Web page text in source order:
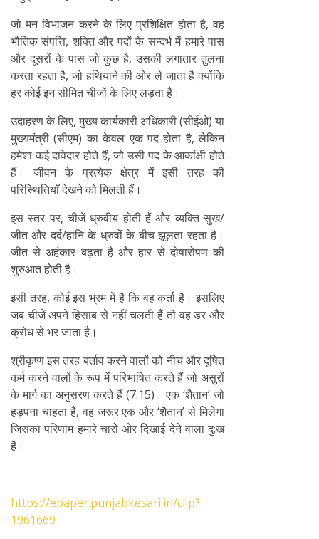
जो मन विभाजन करने के लिए प्रशिक्षित होता है, वह
भौतिक संपत्ति, शक्ति और पदों के सन्दर्भ में हमारे पास
और दूसरों के पास जो कुछ है, उसकी लगातार तुलना
करता रहता है, जो हथियाने की ओर ले जाता है क्योंकि
हर कोई इन सीमित चीजों के लिए लड़ता है।
उदाहरण के लिए, मुख्य कार्यकारी अधिकारी (सीईओ) या
मुख्यमंत्री (सीएम) का केवल एक पद होता है, लेकिन
हमेशा कई दावेदार होते हैं, जो उसी पद के आकांक्षी होते
हैं। जीवन के प्रत्येक क्षेत्र में इसी तरह की
परिस्थितियाँ देखने को मिलती हैं।
इस स्तर पर, चीजें ध्रुवीय होती हैं और व्यक्ति सुख/
जीत और दर्द/हानि के ध्रुवों के बीच झूलता रहता है।
जीत से अहंकार बढ़ता है और हार से दोषारोपण की
शुरुआत होती है।
इसी तरह, कोई इस भ्रम में है कि वह कर्ता है। इसलिए
जब चीजें अपने हिसाब से नहीं चलती हैं तो वह डर और
क्रोध से भर जाता है।
श्रीकृष्ण इस तरह बर्ताव करने वालों को नीच और दूषित
कर्म करने वालों के रूप में परिभाषित करते हैं जो असुरों
के मार्ग का अनुसरण करते हैं (7.15)। एक ‘शैतान’ जो
हड़पना चाहता है, वह जरूर एक और ‘शैतान’ से मिलेगा
जिसका परिणाम हमारे चारों ओर दिखाई देने वाला दु:ख
है।
https://epaper.punjabkesari.in/clip?
1961669